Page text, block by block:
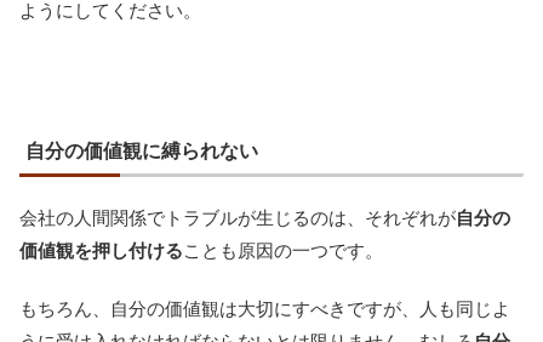
ようにしてください。
自分の価値観に縛られない
会社の人間関係でトラブルが生じるのは、それぞれが自分の
価値観を押し付けることも原因の一つです。
もちろん、自分の価値観は大切にすべきですが、人も同じよ